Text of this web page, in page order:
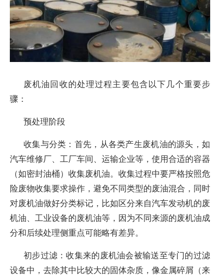
废机油回收的处理过程主要包含以下几个重要步
骤：
预处理阶段
收集与分类：首先，从各类产生废机油的源头，如
汽车维修厂、工厂车间、运输企业等，使用合适的容器
（如密封油桶）收集废机油。收集过程中要严格按照危
险废物收集要求操作，避免不同类型的废油混合，同时
对废机油做好分类标记，比如区分来自汽车发动机的废
机油、工业设备的废机油等，因为不同来源的废机油成
分和后续处理侧重点可能略有差异。
初步过滤：收集来的废机油会被输送至专门的过滤
设备中，去除其中比较大的固体杂质，像金属碎屑（来